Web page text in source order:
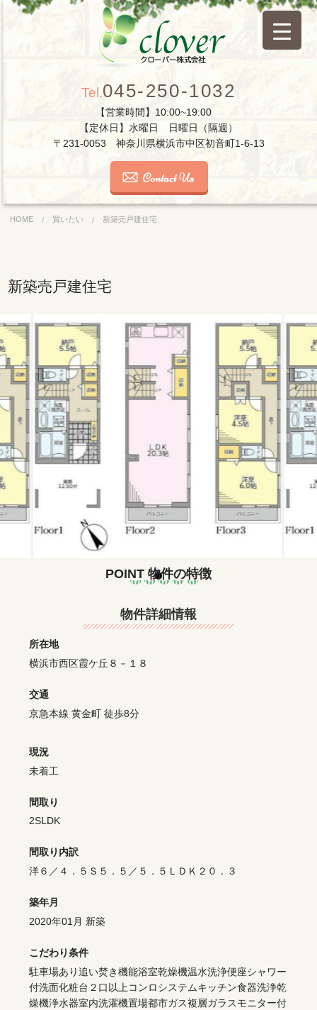
Tel.045-250-1032
【営業時間】10:00~19:00
【定休日】水曜日 日曜日（隔週）
〒231-0053 神奈川県横浜市中区初音町1-6-13
HOME 買いたい 新築売戸建住宅
新築売戸建住宅
POINT 物件の特徴
物件詳細情報
所在地
横浜市西区霞ケ丘８－１８
交通
京急本線 黄金町 徒歩8分
現況
未着工
間取り
2SLDK
間取り内訳
洋６／４．５Ｓ５．５／５．５ＬＤＫ２０．３
築年月
2020年01月 新築
こだわり条件
駐車場あり追い焚き機能浴室乾燥機温水洗浄便座シャワー
付洗面化粧台 ２口以上コンロシステムキッチン食器洗浄乾
燥機浄水器室内洗濯機置場都市ガス複層ガラスモニター付